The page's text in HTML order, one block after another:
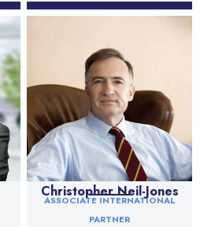
Christopher Neil-Jones
ASSOCIATE INTERNATIONAL
PARTNER